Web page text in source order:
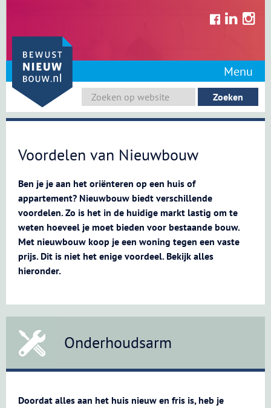
content
Menu
Voordelen van Nieuwbouw
Ben je je aan het oriënteren op een huis of
appartement? Nieuwbouw biedt verschillende
voordelen. Zo is het in de huidige markt lastig om te
weten hoeveel je moet bieden voor bestaande bouw.
Met nieuwbouw koop je een woning tegen een vaste
prijs. Dit is niet het enige voordeel. Bekijk alles
hieronder.
Onderhoudsarm
Doordat alles aan het huis nieuw en fris is, heb je